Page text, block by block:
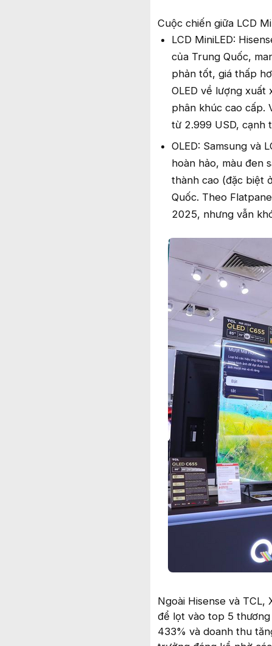
Cuộc chiến giữa LCD
LCD MiniLED:
của Trung Quốc,
phản tốt, giá thấp
OLED về lượng
phân khúc cao cấp.
từ 2.999 USD, cạnh
OLED: Samsung và
hoàn hảo, màu đen
thành cao (đặc biệt
Quốc. Theo
2025, nhưng vẫn
Ngoài Hisense và TCL,
để lọt vào top 5
433% và doanh thu